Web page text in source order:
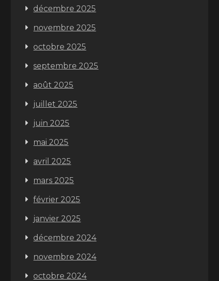
décembre 2025
novembre 2025
octobre 2025
septembre 2025
août 2025
juillet 2025
juin 2025
mai 2025
avril 2025
mars 2025
février 2025
janvier 2025
décembre 2024
novembre 2024
octobre 2024